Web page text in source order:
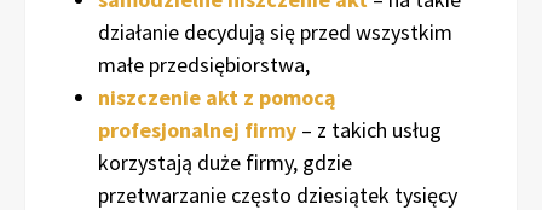
działanie decydują się przed wszystkim
małe przedsiębiorstwa,
niszczenie akt z pomocą
profesjonalnej firmy – z takich usług
korzystają duże firmy, gdzie
przetwarzanie często dziesiątek tysięcy